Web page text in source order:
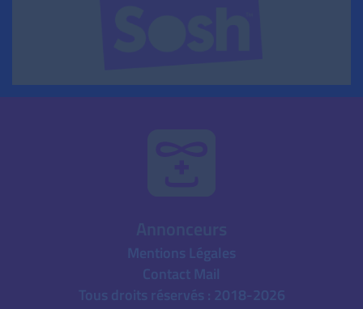
Mentions Légales
Contact Mail
Tous droits réservés : 2018-2026